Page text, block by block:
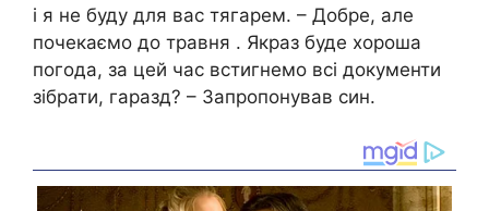
і я не буду для вас тягарем. – Добре, але
почекаємо до травня . Якраз буде хороша
погода, за цей час встигнемо всі документи
зібрати, гаразд? – Запропонував син.